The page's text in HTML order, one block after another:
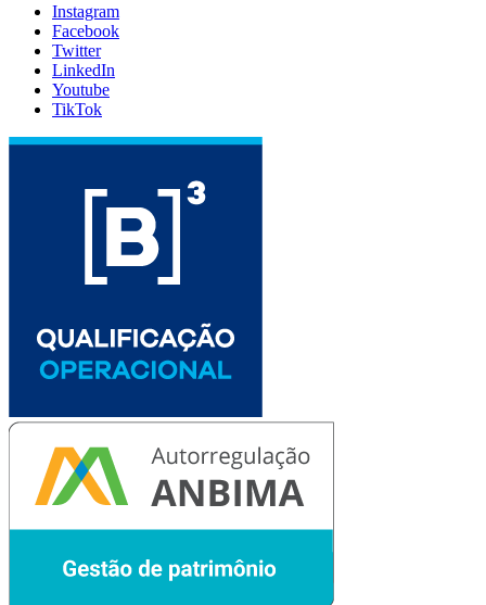
Instagram
Facebook
Twitter
LinkedIn
Youtube
TikTok